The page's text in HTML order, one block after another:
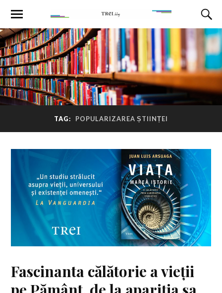
TAG: POPULARIZAREA ȘTIINȚEI
Fascinanta călătorie a vieții